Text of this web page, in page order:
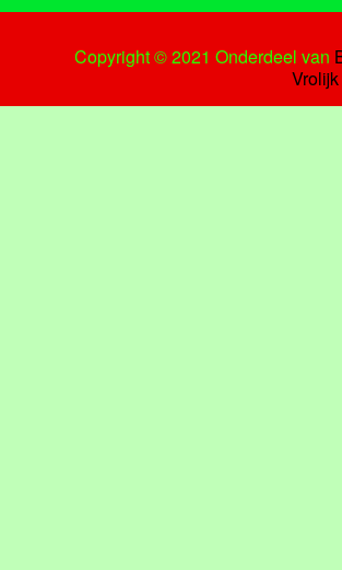
Copyright © 2021 Onderdeel van